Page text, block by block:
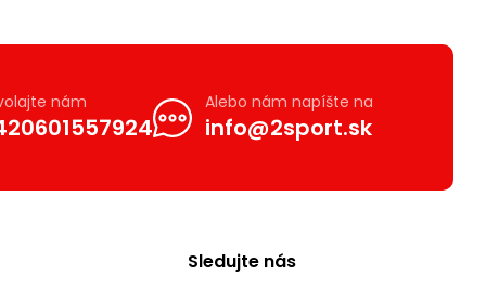
nám Alebo nám napíšte na
info@2sport.sk
Sledujte nás